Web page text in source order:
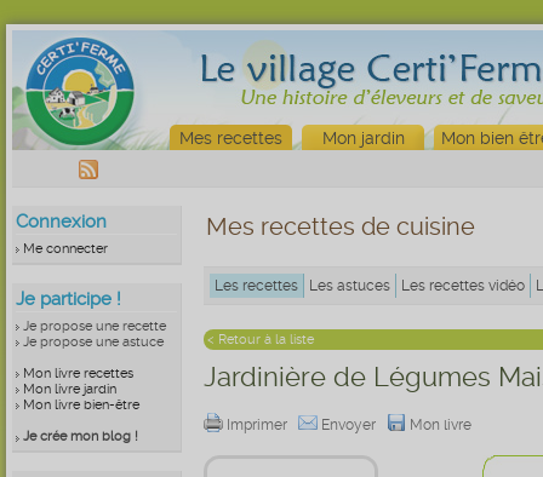
Mes recettes Mon jardin Mon bien
Connexion
Me connecter
Je participe !
Je propose une recette
Je propose une astuce
Mon livre recettes
Mon livre jardin
Mon livre bien-être
Je crée mon blog !
Mes recettes de cuisine
Les recettes Les astuces Les recettes vidéo
< Retour à la liste
Jardinière de Légumes
Imprimer Envoyer Mon livre